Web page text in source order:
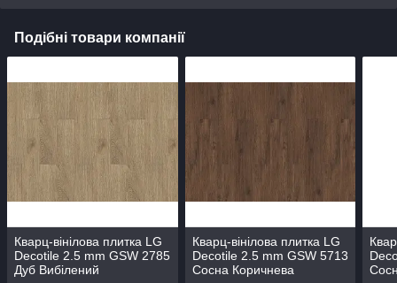
Подібні товари компанії
Кварц-вінілова плитка LG
Decotile 2.5 mm GSW 2785
Дуб Вибілений
Кварц-вінілова плитка LG
Decotile 2.5 mm GSW 5713
Сосна Коричнева